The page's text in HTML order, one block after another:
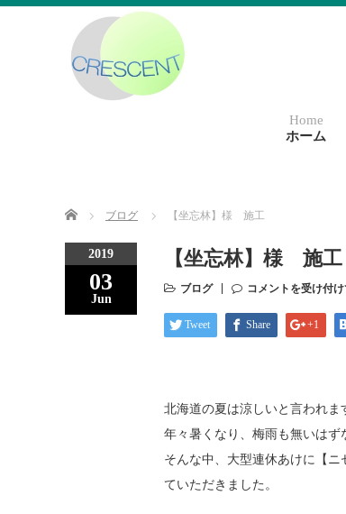
Home
ホーム
Home ブログ 【坐忘林】様 施工
2019
03
Jun
【坐忘林】様 施工
ブログ コメントを受け付
Tweet Share +1
北海道の夏は涼しいと言われま
年々暑くなり、梅雨も無いはず
そんな中、大型連休あけに【
ていただきました。